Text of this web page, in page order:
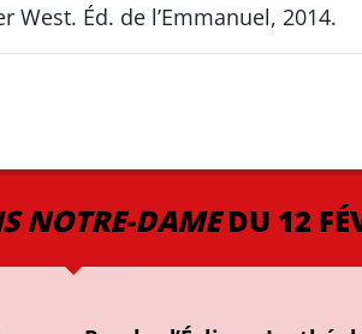
West. Éd. de l’Emmanuel, 2014.
NOTRE-DAMEDU 12